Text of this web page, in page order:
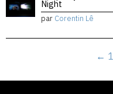
Night
par Corentin Lê
← 1